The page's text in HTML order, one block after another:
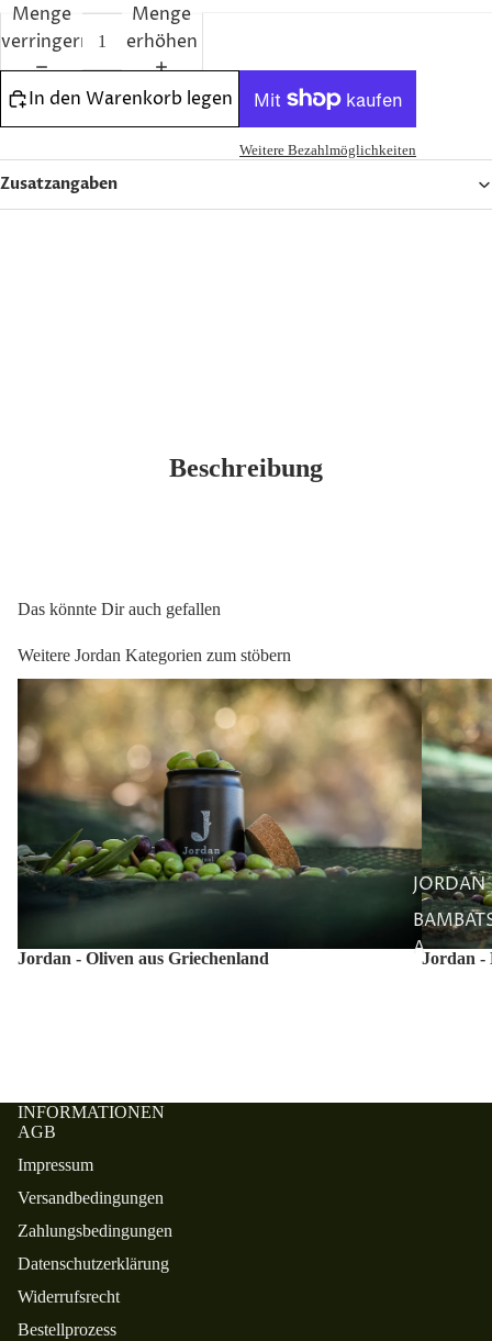
MENT
JORDAN
A
Menge
verringern
Menge
erhöhen
In den Warenkorb legen
Weitere Bezahlmöglichkeiten
Zusatzangaben
Beschreibung
Das könnte Dir auch gefallen
Weitere Jordan Kategorien zum stöbern
Jordan - Oliven aus Griechenland Jordan -
INFORMATIONEN
AGB
Impressum
Versandbedingungen
Zahlungsbedingungen
Datenschutzerklärung
Widerrufsrecht
Bestellprozess